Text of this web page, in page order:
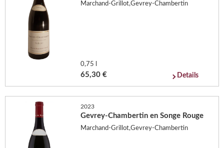
Marchand-Grillot,Gevrey-Chambertin
0,75 l
65,30 € Details
2023
Gevrey-Chambertin en Songe Rouge
Marchand-Grillot,Gevrey-Chambertin